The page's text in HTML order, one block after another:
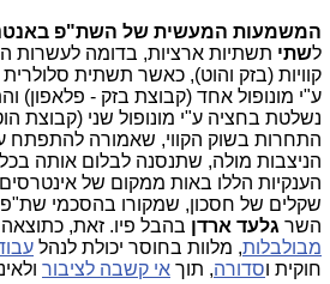
המשמעות המעשית של השת"פ
לשתי תשתיות ארציות, בדומה לעשרות
קוויות (בזק והוט), כאשר תשתית
ע"י מונופול אחד (קבוצת בזק - פלאפון)
נשלטת בחציה ע"י מונופול שני (קבוצת
הניצבות מולה, שתנסנה לבלום אותה
הענקיות הללו באות ממקום של
שקלים של חסכון, שמקורו בהסכמי שת"פ
השר גלעד ארדן בהבל פיו. זאת,
מבולבלות, מלוות בחוסר יכולת לנהל
חוקית וסדורה, תוך אי קשבה לציבור